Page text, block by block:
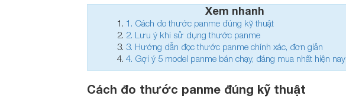
Xem nhanh
1. Cách đo thước panme đúng kỹ thuật
2. Lưu ý khi sử dụng thước panme
3. Hướng dẫn đọc thước panme chính xác, đơn giản
4. Gợi ý 5 model panme bán chạy, đáng mua nhất hiện nay
Cách đo thước panme đúng kỹ thuật